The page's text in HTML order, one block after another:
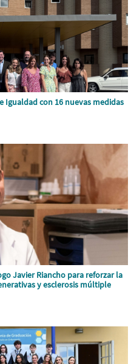
Igualdad con 16 nuevas medidas
Javier Riancho para reforzar la
y esclerosis múltiple